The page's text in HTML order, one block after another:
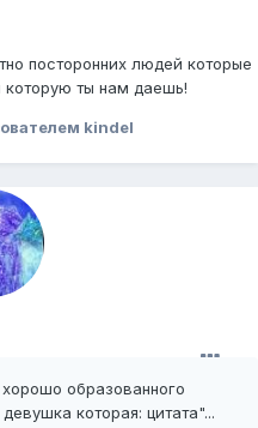
посторонних людей которые
ты нам даешь!
kindel
образованного
которая: цитата"...